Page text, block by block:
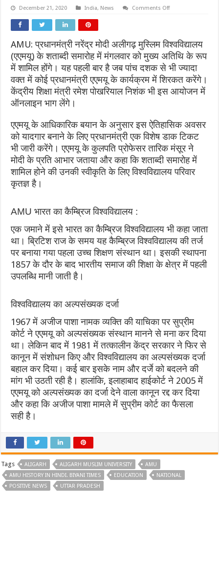
December 21, 2020 India, News Comments Offon
शामिल
होंगे
पीएम
मोदी
AMU: प्रधानमंत्री नरेंद्र मोदी अलीगढ़ मुस्लिम विश्‍वविद्यालय
(एएमयू) के शताब्‍दी समारोह में मंगलवार को मुख्‍य अतिथि के रूप
में शामिल होंगे। यह पहली बार है जब पांच दशक से भी ज्यादा
वक्त में कोई प्रधानमंत्री एएमयू के कार्यक्रम में शिरकत करेंगे।
केंद्रीय शिक्षा मंत्री रमेश पोखरियाल निशंक भी इस आयोजन में
ऑनलाइन भाग लेंगे।
एएमयू के आधिकारिक बयान के अनुसार इस ऐतिहासिक अवसर
को यादगार बनाने के लिए प्रधानमंत्री एक विशेष डाक टिकट
भी जारी करेंगे। एएमयू के कुलपति प्रोफेसर तारिक मंसूर ने
मोदी के प्रति आभार जताया और कहा कि शताब्‍दी समारोह में
शामिल होने की उनकी स्‍वीकृति के लिए विश्‍वविद्यालय परिवार
कृतज्ञ है।
AMU भारत का कैम्ब्रिज विश्वविद्यालय :
एक जमाने में इसे भारत का कैम्ब्रिज विश्वविद्यालय भी कहा जाता
था। ब्रिटिश राज के समय यह कैम्ब्रिज विश्वविद्यालय की तर्ज
पर बनाया गया पहला उच्च शिक्षण संस्थान था। इसकी स्थापना
1857 के दौर के बाद भारतीय समाज की शिक्षा के क्षेत्र में पहली
उपलब्धि मानी जाती है।
विश्वविद्यालय का अल्पसंख्यक दर्जा
1967 में अजीज पाशा नामक व्यक्ति की याचिका पर सुप्रीम
कोर्ट ने एएमयू को अल्पसंख्यक संस्थान मानने से मना कर दिया
था। लेकिन बाद में 1981 में तत्कालीन केंद्र सरकार ने फिर से
कानून में संशोधन किए और विश्वविद्यालय का अल्पसंख्यक दर्जा
बहाल कर दिया। कई बार इसके नाम और दर्जे को बदलने की
मांग भी उठती रही है। हालांकि, इलाहाबाद हाईकोर्ट ने 2005 में
एएमयू को अल्पसंख्यक का दर्जा देने वाला कानून रद्द कर दिया
और कहा कि अजीज पाशा मामले में सुप्रीम कोर्ट का फैसला
सही है।
Tags ALIGARH ALIGARH MUSLIM UNIVERSITY
AMU
AMU HISTORY IN HINDI. BIYANI TIMES
EDUCATION
NATIONAL
POSITIVE NEWS
UTTAR PRADESH